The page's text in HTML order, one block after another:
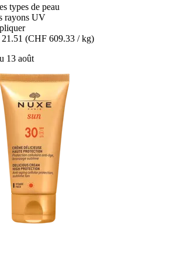
types de peau
rayons UV
(CHF 609.33 / kg)
13 août